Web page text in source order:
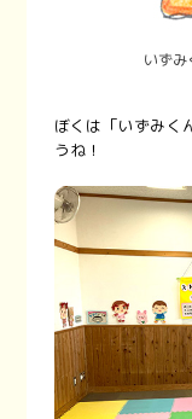
いずみ
ぼくは「いずみく
うね！